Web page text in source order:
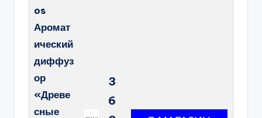
os
Аромат
ический
диффуз
ор
«Древе
сные
3
6